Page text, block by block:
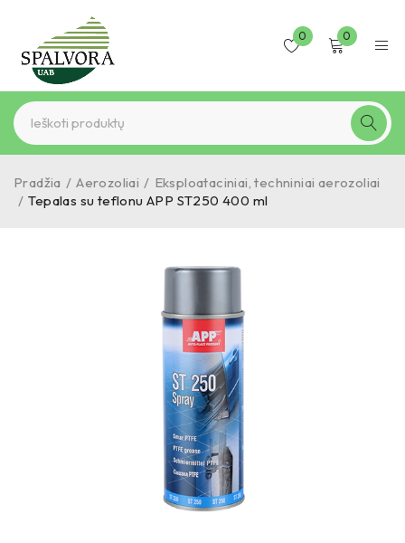
0 0
Pradžia / Aerozoliai / Eksploataciniai, techniniai aerozoliai
/ Tepalas su teflonu APP ST250 400 ml